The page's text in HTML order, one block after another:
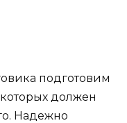
подготовим
должен
Надежно